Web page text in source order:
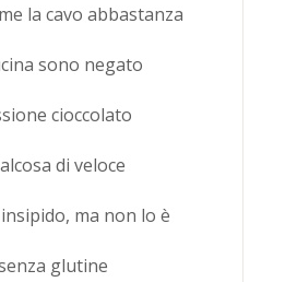
la cavo abbastanza
sono negato
cioccolato
di veloce
ma non lo è
glutine